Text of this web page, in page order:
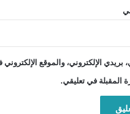
الإلكتروني، والموقع
المقبلة في تعليقي.